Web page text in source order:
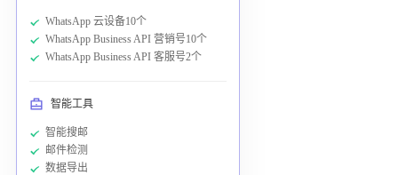
WhatsApp 云设备10个
WhatsApp Business API 营销号10个
WhatsApp Business API 客服号2个
智能工具
智能搜邮
邮件检测
数据导出